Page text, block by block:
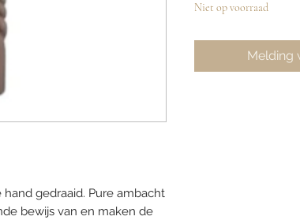
gedraaid. Pure ambacht
bewijs van en maken de
Niet op voorraad
Melding